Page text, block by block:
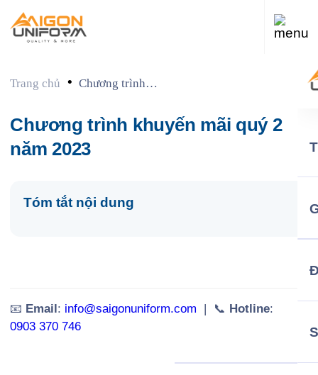
Trang chủ • Chương trình
năm 2023
Chương trình khuyến mãi quý 2
năm 2023
Tóm tắt nội dung
📧 Email: info@saigonuniform.com | 📞 Hotline:
0903 370 746